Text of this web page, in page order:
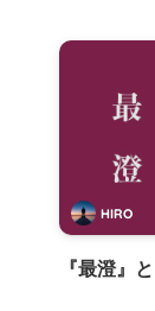
HIRO
『最澄』